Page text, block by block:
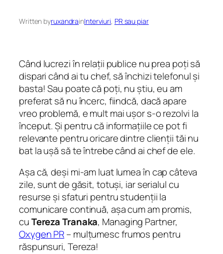
Written byruxandrainInterviuri, PR sau piar
Când lucrezi în relații publice nu prea poți să
dispari când ai tu chef, să închizi telefonul și
basta! Sau poate că poți, nu știu, eu am
preferat să nu încerc, fiindcă, dacă apare
vreo problemă, e mult mai ușor s-o rezolvi la
început. Și pentru că informațiile ce pot fi
relevante pentru oricare dintre clienții tăi nu
bat la ușă să te întrebe când ai chef de ele.
Așa că, deși mi-am luat lumea în cap câteva
zile, sunt de găsit, totuși, iar serialul cu
resurse și sfaturi pentru studenții la
comunicare continuă, așa cum am promis,
cuTereza Tranaka, Managing Partner,
Oxygen PR– mulțumesc frumos pentru
răspunsuri, Tereza!